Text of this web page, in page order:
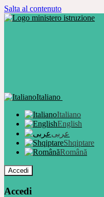
Salta al contenuto
Italiano
Italiano
English
عربى
Shqiptare
Română
Accedi
Accedi